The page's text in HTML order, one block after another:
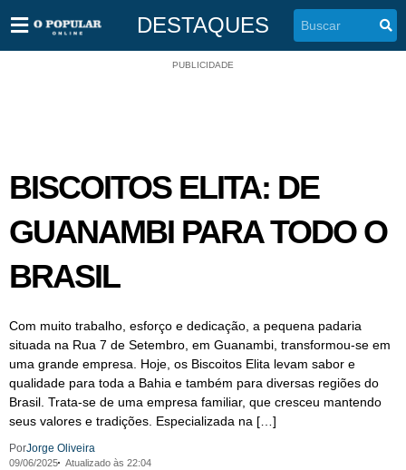
DESTAQUES
PUBLICIDADE
BISCOITOS ELITA: DE
GUANAMBI PARA TODO O
BRASIL
Com muito trabalho, esforço e dedicação, a pequena padaria
situada na Rua 7 de Setembro, em Guanambi, transformou-se em
uma grande empresa. Hoje, os Biscoitos Elita levam sabor e
qualidade para toda a Bahia e também para diversas regiões do
Brasil. Trata-se de uma empresa familiar, que cresceu mantendo
seus valores e tradições. Especializada na […]
PorJorge Oliveira
09/06/2025 Atualizado às 22:04